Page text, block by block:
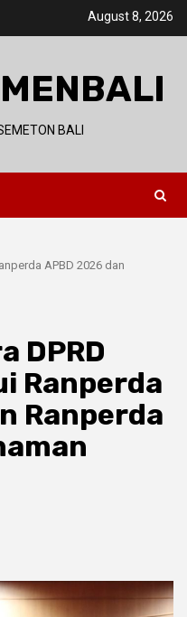
August 8, 2026
BALI
APBD 2026 dan
DPRD
Ranperda
Ranperda